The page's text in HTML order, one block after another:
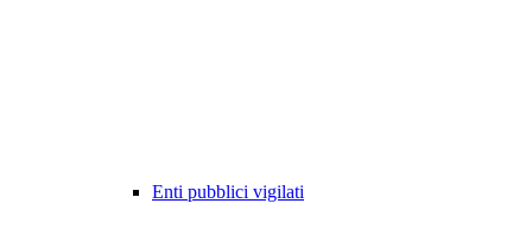
Enti pubblici vigilati